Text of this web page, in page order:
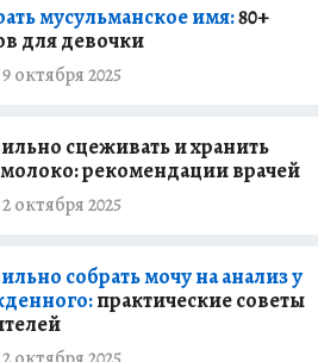
мусульманское имя:80+
для девочки
9 октября 2025
сцеживать и хранить
рекомендации врачей
2 октября 2025
собрать мочу на анализ у
практические советы